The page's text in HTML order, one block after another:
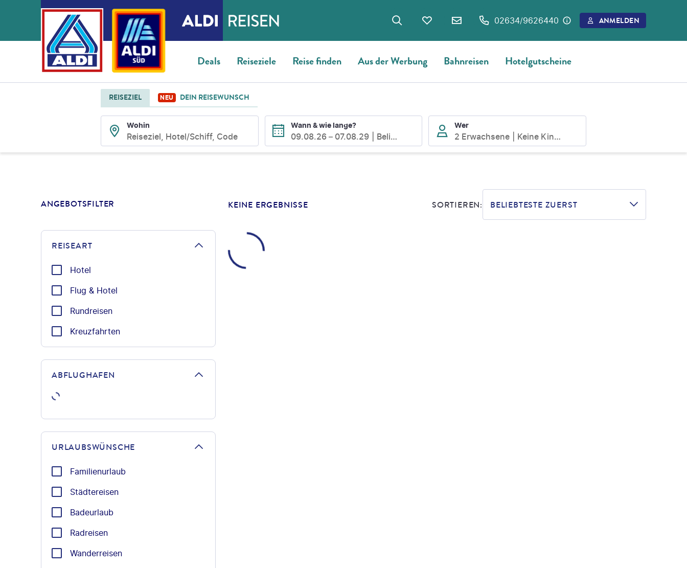
02634/9626440 ANMELDEN
Deals Reiseziele Reise finden Aus der Werbung Bahnreisen Hotelgutscheine
REISEZIEL NEU DEIN REISEWUNSCH
Wohin
Reiseziel, Hotel/Schiff, Code
Wann & wie lange?
09.08.26– 07.08.29 Beliebig
Wer
2 Erwachsene Keine Kinder
ANGEBOTSFILTER
REISEART
Hotel
Flug & Hotel
Rundreisen
Kreuzfahrten
ABFLUGHAFEN
URLAUBSWÜNSCHE
Familienurlaub
Städtereisen
Badeurlaub
Radreisen
Wanderreisen
SUCHERGEBNISSE
KEINE ERGEBNISSE SORTIEREN: BELIEBTESTE ZUERST